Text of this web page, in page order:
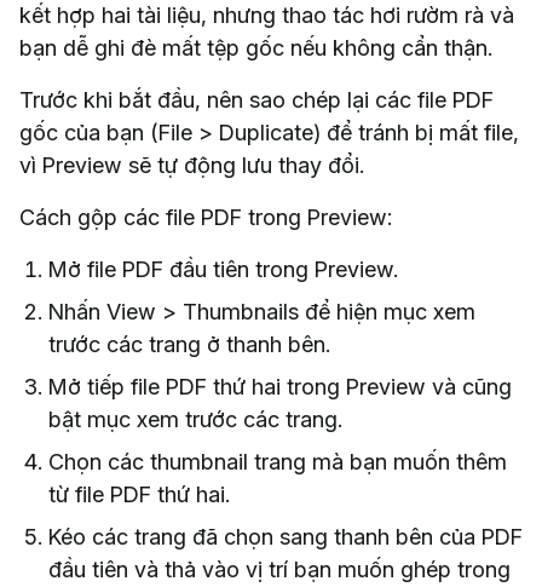
kết hợp hai tài liệu, nhưng thao tác hơi rườm rà và
bạn dễ ghi đè mất tệp gốc nếu không cẩn thận.
Trước khi bắt đầu, nên sao chép lại các file PDF
gốc của bạn (File > Duplicate) để tránh bị mất file,
vì Preview sẽ tự động lưu thay đổi.
Cách gộp các file PDF trong Preview:
Mở file PDF đầu tiên trong Preview.
Nhấn View > Thumbnails để hiện mục xem
trước các trang ở thanh bên.
Mở tiếp file PDF thứ hai trong Preview và cũng
bật mục xem trước các trang.
Chọn các thumbnail trang mà bạn muốn thêm
từ file PDF thứ hai.
Kéo các trang đã chọn sang thanh bên của PDF
đầu tiên và thả vào vị trí bạn muốn ghép trong